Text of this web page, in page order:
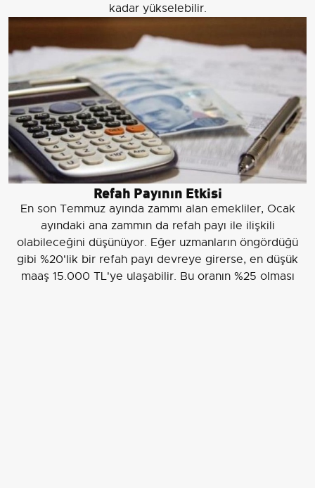
kadar yükselebilir.
Refah Payının Etkisi
En son Temmuz ayında zammı alan emekliler, Ocak
ayındaki ana zammın da refah payı ile ilişkili
olabileceğini düşünüyor. Eğer uzmanların öngördüğü
gibi %20'lik bir refah payı devreye girerse, en düşük
maaş 15.000 TL'ye ulaşabilir. Bu oranın %25 olması